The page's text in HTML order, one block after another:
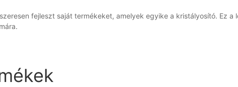
fejleszt saját termékeket, amelyek egyike a kristályosító. Ez a